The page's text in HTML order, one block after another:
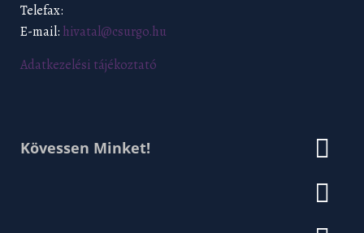
Telefax:
E-mail: hivatal@csurgo.hu
Adatkezelési tájékoztató
Kövessen Minket!